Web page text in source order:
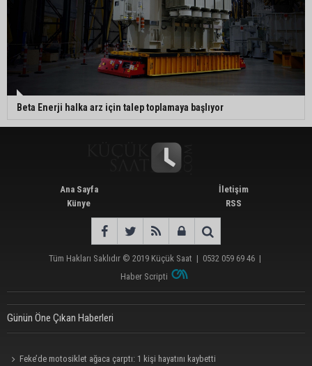
Beta Enerji halka arz için talep toplamaya başlıyor
Ana Sayfa
Künye
İletişim
RSS
Tüm Hakları Saklıdır © 2019 Küçük Saat | 0532 059 69 46 |
Haber Scripti
Günün Öne Çıkan Haberleri
Feke’de motosiklet ağaca çarptı: 1 kişi hayatını kaybetti